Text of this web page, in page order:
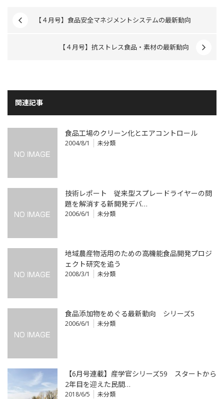
【４月号】食品安全マネジメントシステムの最新動向
【４月号】抗ストレス食品・素材の最新動向
関連記事
食品工場のクリーン化とエアコントロール
2004/8/1 未分類
技術レポート 従来型スプレードライヤーの問
題を解消する新開発デバ…
2006/6/1 未分類
地域農産物活用のための高機能食品開発プロジ
ェクト研究を追う
2008/3/1 未分類
食品添加物をめぐる最新動向 シリーズ5
2006/6/1 未分類
【6月号連載】産学官シリーズ59 スタートから
2年目を迎えた民間…
2018/6/5 未分類